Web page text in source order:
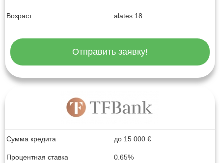
Возраст alates 18
Отправить заявку!
Сумма кредита до 15 000 €
Процентная ставка 0.65%